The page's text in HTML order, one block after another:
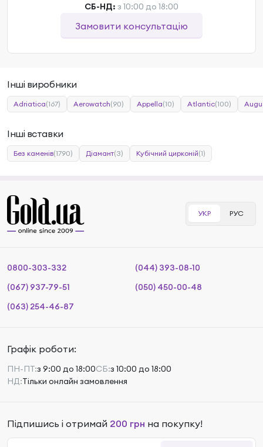
СБ-НД: з 10:00 до 18:00
Замовити консультацію
Інші виробники
Adriatica(167) Aerowatch(90) Appella(10) Atlantic(100)
Інші вставки
Без каменів(1790) Діамант(3) Кубічний цирконій(1)
УКР РУС
0800-303-332
(044) 393-08-10
(067) 937-79-51
(050) 450-00-48
(063) 254-46-87
Графік роботи:
ПН-ПТ:з 9:00 до 18:00СБ:з 10:00 до 18:00
НД:Тільки онлайн замовлення
Підпишись і отримай 200 грн на покупку!